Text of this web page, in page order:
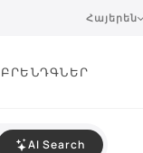
Հայերեն
ԲՐԵՆԴԳՆԵՐ
AI Search